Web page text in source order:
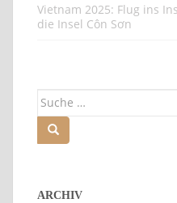
Vietnam 2025: Flug ins
die Insel Côn Sơn
ARCHIV